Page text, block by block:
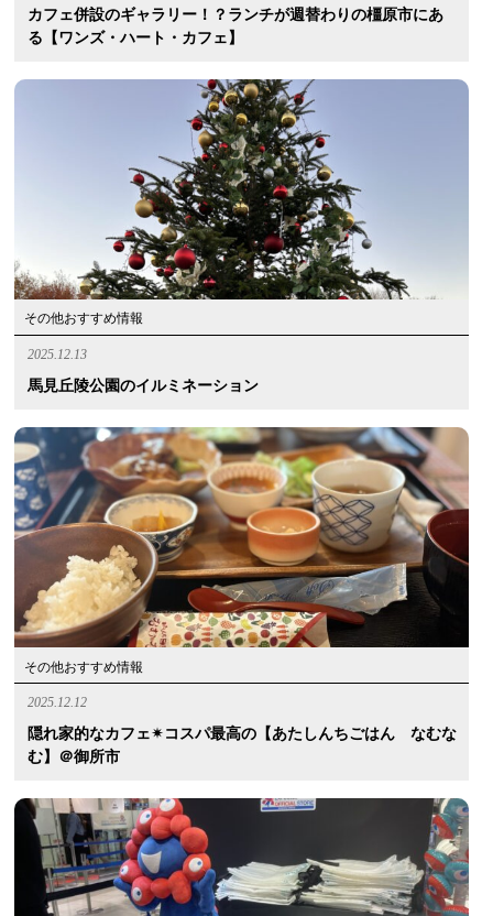
カフェ併設のギャラリー！？ランチが週替わりの橿原市にあ
る【ワンズ・ハート・カフェ】
その他おすすめ情報
2025.12.13
馬見丘陵公園のイルミネーション
その他おすすめ情報
2025.12.12
隠れ家的なカフェ✴︎コスパ最高の【あたしんちごはん なむな
む】＠御所市